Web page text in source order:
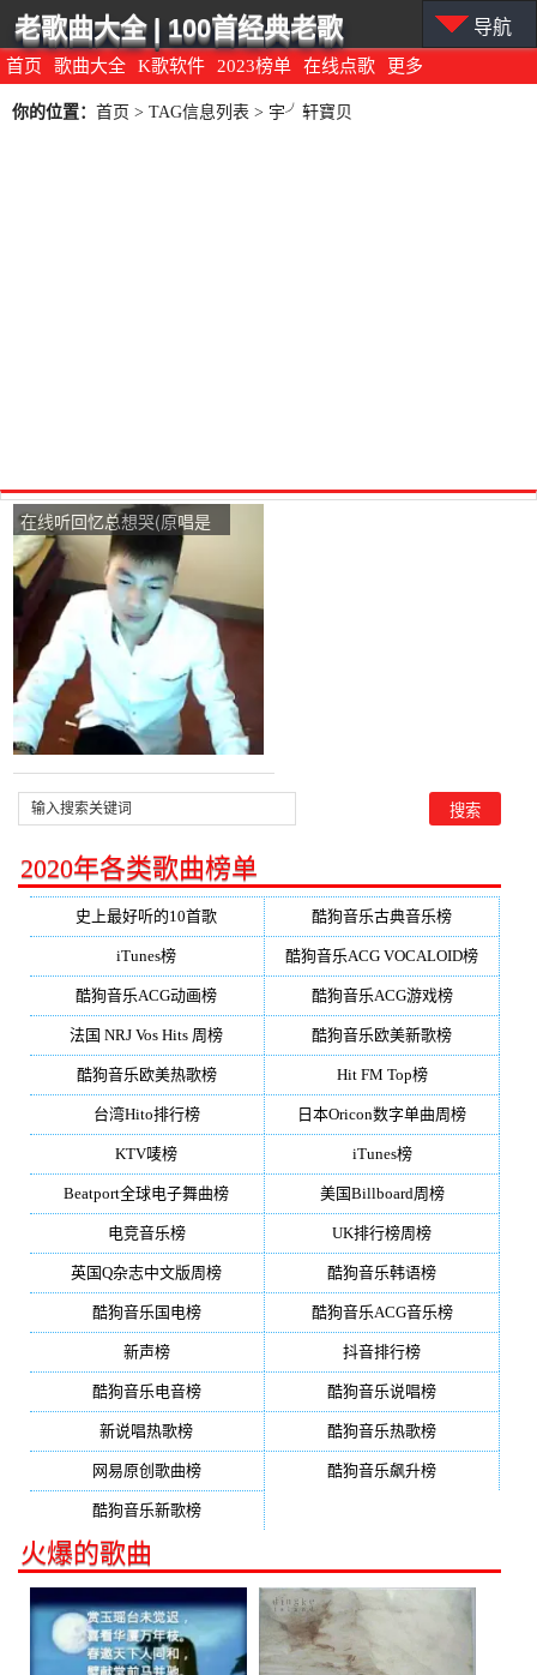
首页 歌曲大全 K歌软件 2023榜单 在线点歌 更多
老歌曲大全 | 100首经典老歌 导航
你的位置： 首页 > TAG信息列表 > 宇╯轩寶贝
在线听回忆总想哭(原唱是
南宫嘉骏/姜玉阳)，宇╯轩
寶贝演唱点播:27次
2020年各类歌曲榜单
史上最好听的10首歌 酷狗音乐古典音乐榜
iTunes榜 酷狗音乐ACG VOCALOID榜
酷狗音乐ACG动画榜 酷狗音乐ACG游戏榜
法国 NRJ Vos Hits 周榜 酷狗音乐欧美新歌榜
酷狗音乐欧美热歌榜 Hit FM Top榜
台湾Hito排行榜 日本Oricon数字单曲周榜
KTV唛榜 iTunes榜
Beatport全球电子舞曲榜 美国Billboard周榜
电竞音乐榜 UK排行榜周榜
英国Q杂志中文版周榜 酷狗音乐韩语榜
酷狗音乐国电榜 酷狗音乐ACG音乐榜
新声榜 抖音排行榜
酷狗音乐电音榜 酷狗音乐说唱榜
新说唱热歌榜 酷狗音乐热歌榜
网易原创歌曲榜 酷狗音乐飙升榜
酷狗音乐新歌榜
火爆的歌曲